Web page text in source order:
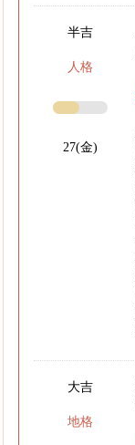
半吉
人格
27(金)
大吉
地格